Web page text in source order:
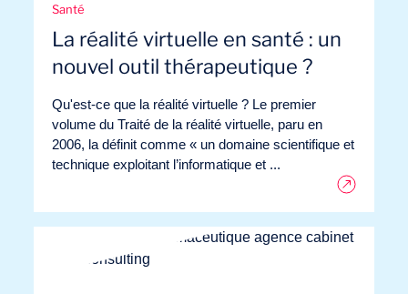
Santé
La réalité virtuelle en santé : un
nouvel outil thérapeutique ?
Qu'est-ce que la réalité virtuelle ? Le premier
volume du Traité de la réalité virtuelle, paru en
2006, la définit comme « un domaine scientifique et
technique exploitant l’informatique et ...